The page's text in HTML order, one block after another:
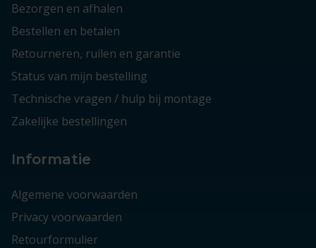
Bezorgen en afhalen
Bestellen en betalen
Retourneren, ruilen en garantie
Status van mijn bestelling
Technische vragen / hulp bij montage
Zakelijke bestellingen
Informatie
Algemene voorwaarden
Privacy voorwaarden
Retourformulier